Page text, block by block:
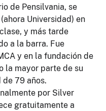
de Pensilvania, se
Universidad) en
y más tarde
a la barra. Fue
y en la fundación de
la mayor parte de su
de 79 años.
por Silver
gratuitamente a